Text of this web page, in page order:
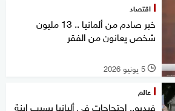
اقتصاد
خبر صادم من ألمانيا .. 13 مليون
شخص يعانون من الفقر
l 5 يونيو 2026
عالم
فيديو.. احتجاجات في ألبانيا بسبب ابنة